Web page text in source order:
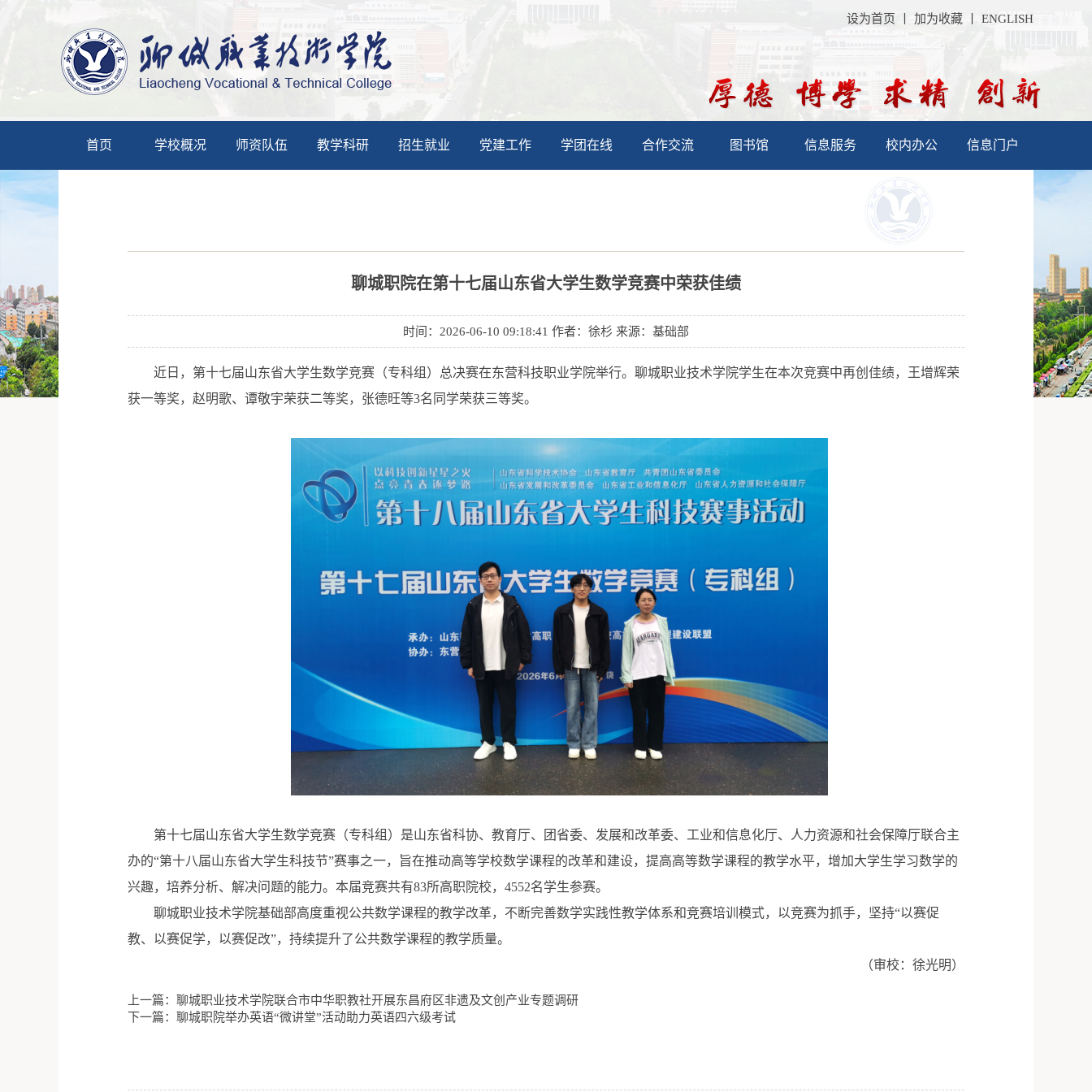
设为首页 加为收藏 ENGLISH
首页 学校概况 师资队伍 教学科研 招生就业 党建工作 学团在线 合作交流 图书馆 信息服务 校内办公 信息门户
聊城职院在第十七届山东省大学生数学竞赛中荣获佳绩
时间：2026-06-10 09:18:41 作者：徐杉 来源：基础部
近日，第十七届山东省大学生数学竞赛（专科组）总决赛在东营科技职业学院举行。聊城职业技术学院学生在本次竞赛中再创佳绩，王增辉荣
获一等奖，赵明歌、谭敬宇荣获二等奖，张德旺等3名同学荣获三等奖。
第十七届山东省大学生数学竞赛（专科组）是山东省科协、教育厅、团省委、发展和改革委、工业和信息化厅、人力资源和社会保障厅联合主
办的“第十八届山东省大学生科技节”赛事之一，旨在推动高等学校数学课程的改革和建设，提高高等数学课程的教学水平，增加大学生学习数学的
兴趣，培养分析、解决问题的能力。本届竞赛共有83所高职院校，4552名学生参赛。
聊城职业技术学院基础部高度重视公共数学课程的教学改革，不断完善数学实践性教学体系和竞赛培训模式，以竞赛为抓手，坚持“以赛促
教、以赛促学，以赛促改”，持续提升了公共数学课程的教学质量。
（审校：徐光明）
上一篇：聊城职业技术学院联合市中华职教社开展东昌府区非遗及文创产业专题调研
下一篇：聊城职院举办英语“微讲堂”活动助力英语四六级考试